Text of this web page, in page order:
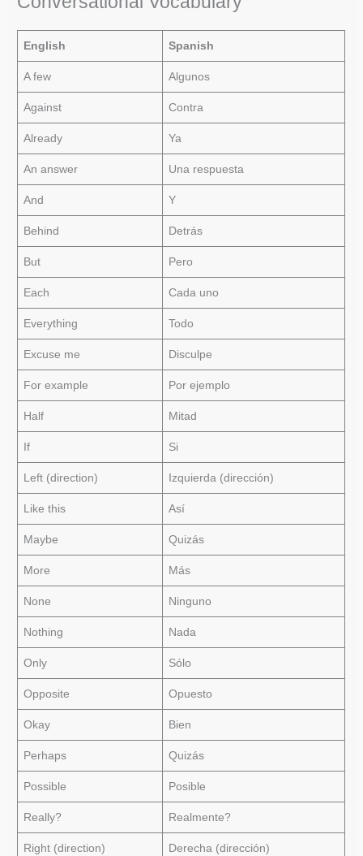
English Spanish
A few Algunos
Against Contra
Already Ya
An answer Una respuesta
And Y
Behind Detrás
But Pero
Each Cada uno
Everything Todo
Excuse me Disculpe
For example Por ejemplo
Half Mitad
If Si
Left (direction) Izquierda (dirección)
Like this Así
Maybe Quizás
More Más
None Ninguno
Nothing Nada
Only Sólo
Opposite Opuesto
Okay Bien
Perhaps Quizás
Possible Posible
Really? Realmente?
Right (direction) Derecha (dirección)